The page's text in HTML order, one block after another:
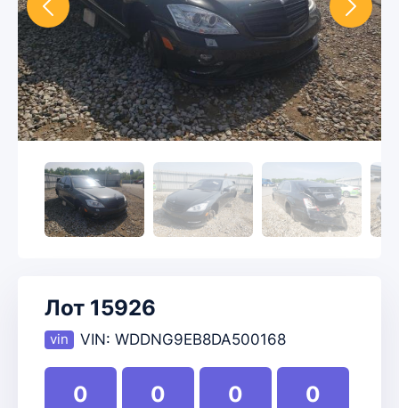
Лот 15926
VIN: WDDNG9EB8DA500168
0 0 0 0